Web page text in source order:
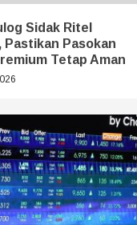
Sidak Ritel
Pastikan Pasokan
Tetap Aman